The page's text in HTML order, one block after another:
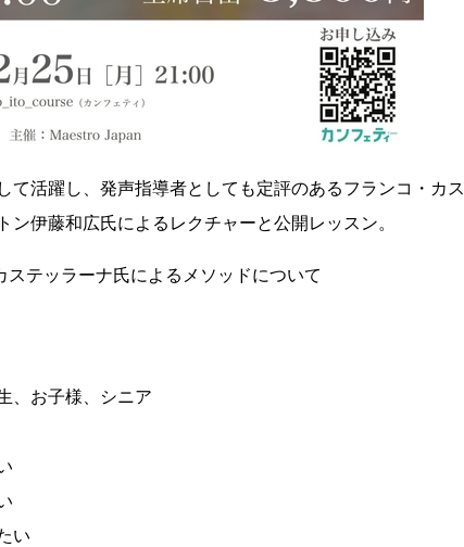
て活躍し、発声指導者としても定評のあるフランコ・カス
伊藤和広氏によるレクチャーと公開レッスン。
ステッラーナ氏によるメソッドについて
、お子様、シニア
い